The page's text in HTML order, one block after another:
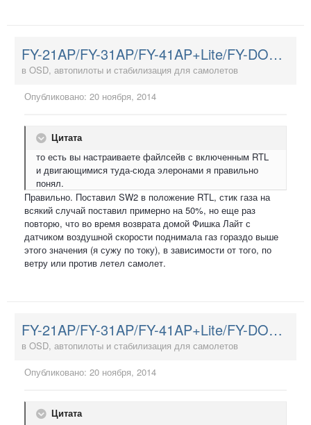
FY-21AP/FY-31AP/FY-41AP+Lite/FY-DOS и Hornet-OSD
в OSD, автопилоты и стабилизация для самолетов
Опубликовано: 20 ноября, 2014
Цитата
то есть вы настраиваете файлсейв с включенным RTL
и двигающимися туда-сюда элеронами я правильно
понял.
Правильно. Поставил SW2 в положение RTL, стик газа на
всякий случай поставил примерно на 50%, но еще раз
повторю, что во время возврата домой Фишка Лайт с
датчиком воздушной скорости поднимала газ гораздо выше
этого значения (я сужу по току), в зависимости от того, по
ветру или против летел самолет.
FY-21AP/FY-31AP/FY-41AP+Lite/FY-DOS и Hornet-OSD
в OSD, автопилоты и стабилизация для самолетов
Опубликовано: 20 ноября, 2014
Цитата